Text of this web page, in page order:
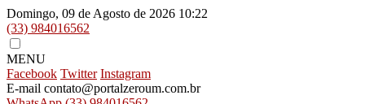
Domingo, 09 de Agosto de 2026 10:22
(33) 984016562
MENU
Facebook Twitter Instagram
E-mail contato@portalzeroum.com.br